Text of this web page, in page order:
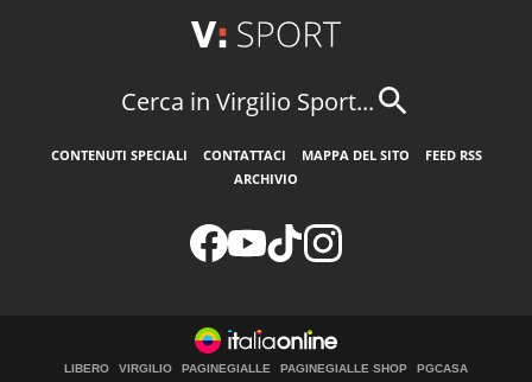
Cerca in Virgilio Sport...
CONTENUTI SPECIALI CONTATTACI MAPPA DEL SITO
FEED RSS
ARCHIVIO
LIBERO VIRGILIO PAGINEGIALLE PAGINEGIALLE SHOP PGCASA